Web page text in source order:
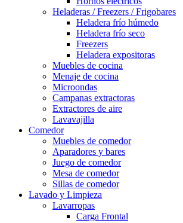
Heladeras / Freezers / Frigobares
Heladera frío húmedo
Heladera frío seco
Freezers
Heladera expositoras
Muebles de cocina
Menaje de cocina
Microondas
Campanas extractoras
Extractores de aire
Lavavajilla
Comedor
Muebles de comedor
Aparadores y bares
Juego de comedor
Mesa de comedor
Sillas de comedor
Lavado y Limpieza
Lavarropas
Carga Frontal